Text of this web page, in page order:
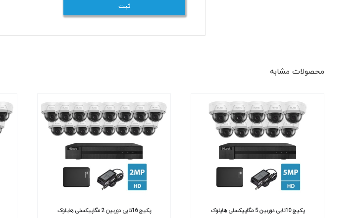
محصولات مشابه
پکیج 10تایی دوربین 5 مگاپیکسلی هایلوک پکیج 16تایی دوربین 2 مگاپیکسلی هایلوک